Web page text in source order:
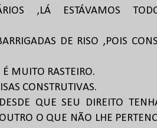
,LÁ ESTÁVAMOS
DE RISO ,POIS
MUITO RASTEIRO.
CONSTRUTIVAS.
QUE SEU DIREITO
O QUE NÃO LHE